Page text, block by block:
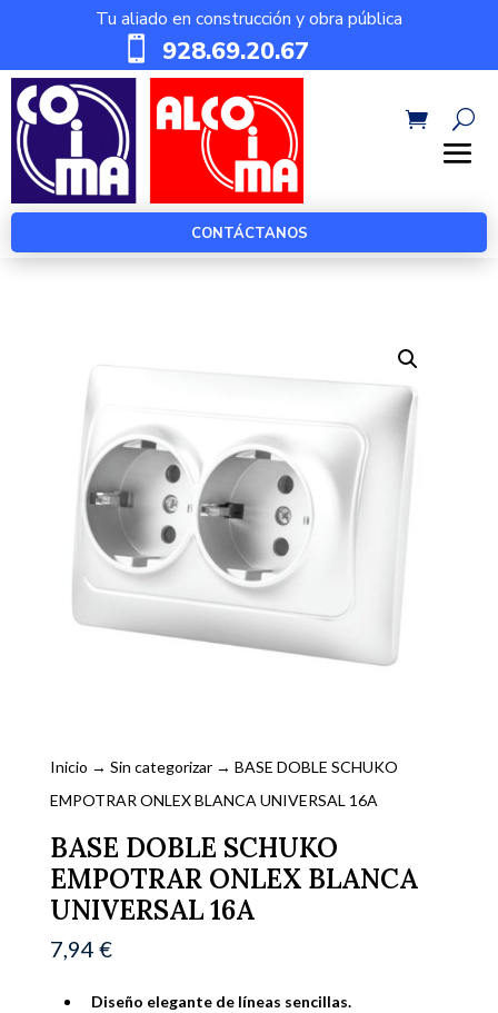
Tu aliado en construcción y obra pública
 928.69.20.67
CONTÁCTANOS
Inicio → Sin categorizar→ BASE DOBLE SCHUKO
EMPOTRAR ONLEX BLANCA UNIVERSAL 16A
BASE DOBLE SCHUKO
EMPOTRAR ONLEX BLANCA
UNIVERSAL 16A
7,94 €
Diseño elegante de líneas sencillas.